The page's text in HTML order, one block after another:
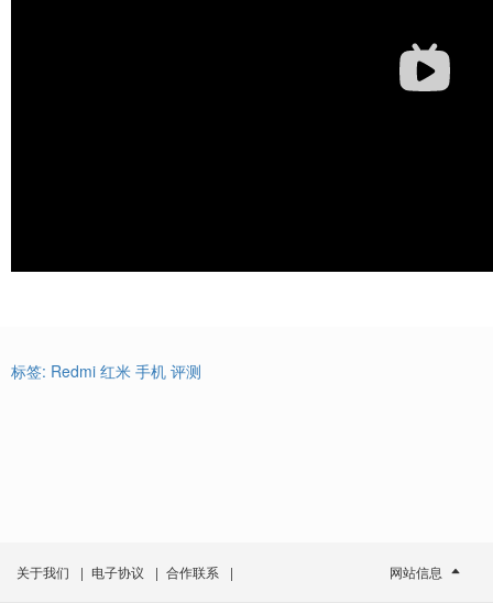
标签: Redmi 红米 手机 评测
关于我们 | 电子协议 | 合作联系 | 网站信息